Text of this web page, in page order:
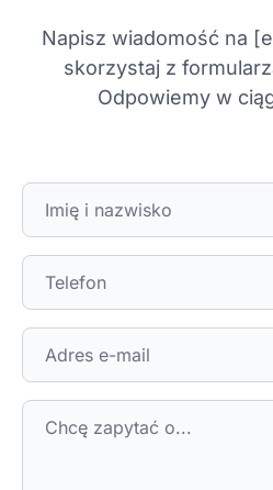
Napisz wiadomość na
skorzystaj z
Odpowiemy w